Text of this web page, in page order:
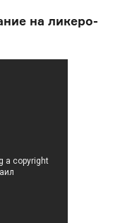
на ликеро-